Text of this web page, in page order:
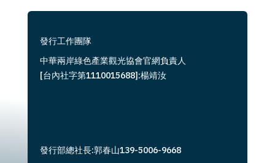
發行工作團隊
中華兩岸綠色產業觀光協會官網負責人
[台內社字第1110015688]:楊靖汝
發行部總社長:郭春山139-5006-9668